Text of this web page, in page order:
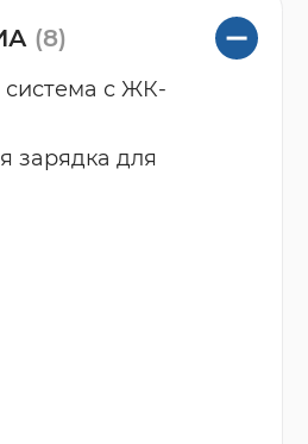
(8)
система с ЖК-
зарядка для